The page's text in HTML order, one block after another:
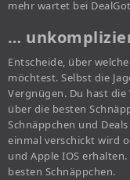
mehr wartet bei
…
Entscheide, über
möchtest. Selbst die
Vergnügen. Du hast
über die besten
Schnäppchen und
einmal verschickt wird
und Apple IOS
besten Schnäppchen.